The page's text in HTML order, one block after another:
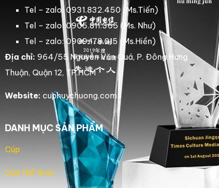
Tel – zalo: 0931.832.450 (Ms.Tiến)
Tel – zalo: 0906.811.365 (Ms. Như)
Tel – zalo: 0909.178.015 (Ms.Hiền)
Địa chỉ: 964/55 Nguyễn Văn Quá, P. Đông Hưng
Thuận, Quận 12, TP.HCM
Website: cuphuychuong.com
DANH MỤC SẢN PHẨM
Cúp
Cúp thể thao